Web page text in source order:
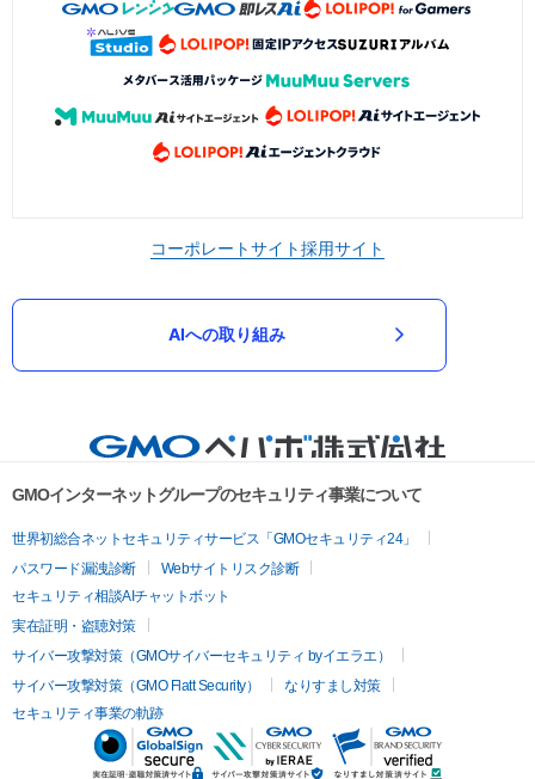
コーポレートサイト採用サイト
AIへの取り組み
GMOインターネットグループのセキュリティ事業について
世界初総合ネットセキュリティサービス「GMOセキュリティ24」
パスワード漏洩診断
Webサイトリスク診断
セキュリティ相談AIチャットボット
実在証明・盗聴対策
サイバー攻撃対策（GMOサイバーセキュリティ byイエラエ）
サイバー攻撃対策（GMO Flatt Security）
なりすまし対策
セキュリティ事業の軌跡